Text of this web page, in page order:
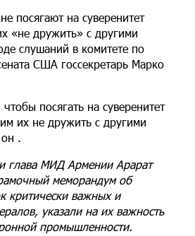
посягают на суверенитет
«не дружить» с другими
слушаний в комитете по
США госсекретарь Марко
посягать на суверенитет
их не дружить с другими
.
глава МИД Армении Арарат
меморандум об
критически важных и
указали на их важность
промышленности.